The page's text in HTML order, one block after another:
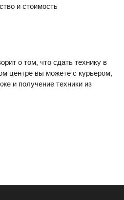
и стоимость
о том, что сдать технику в
центре вы можете с курьером,
и получение техники из